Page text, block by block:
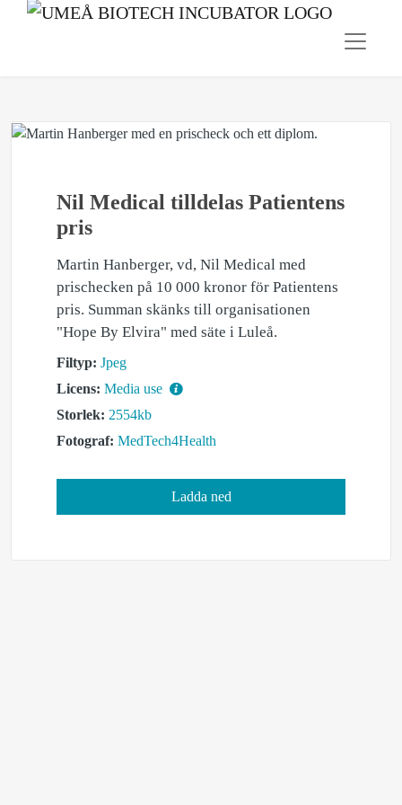
Nil Medical tilldelas Patientens
pris
Martin Hanberger, vd, Nil Medical med
prischecken på 10 000 kronor för Patientens
pris. Summan skänks till organisationen
"Hope By Elvira" med säte i Luleå.
Filtyp: Jpeg
Licens: Media use
Storlek: 2554kb
Fotograf: MedTech4Health
Ladda ned